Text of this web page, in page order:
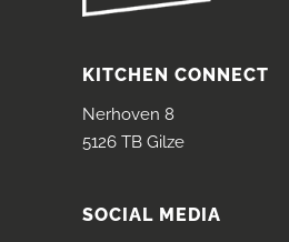
KITCHEN CONNECT
Nerhoven 8
5126 TB Gilze
SOCIAL MEDIA